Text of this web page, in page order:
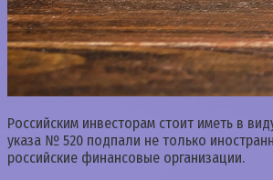
Российским инвесторам стоит иметь в
указа № 520 подпали не только
российские финансовые организации.